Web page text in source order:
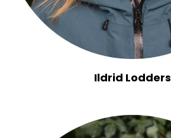
Ildrid Lodders